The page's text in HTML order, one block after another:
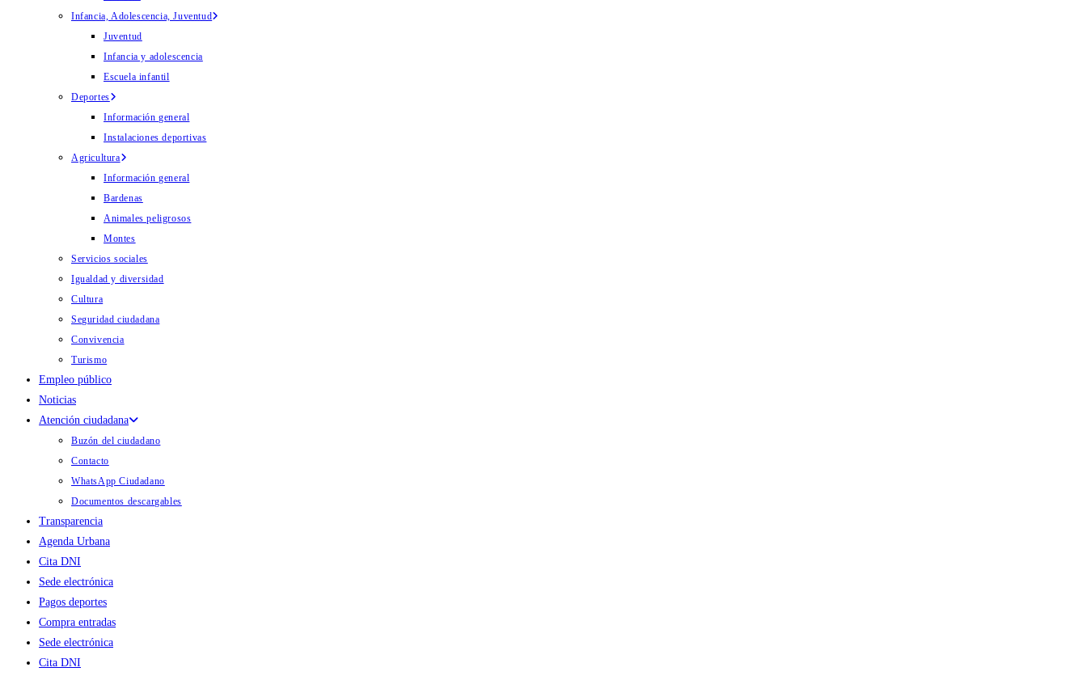
Infancia, Adolescencia, Juventud
Juventud
Infancia y adolescencia
Escuela infantil
Deportes
Información general
Instalaciones deportivas
Agricultura
Información general
Bardenas
Animales peligrosos
Montes
Servicios sociales
Igualdad y diversidad
Cultura
Seguridad ciudadana
Convivencia
Turismo
Empleo público
Noticias
Atención ciudadana
Buzón del ciudadano
Contacto
WhatsApp Ciudadano
Documentos descargables
Transparencia
Agenda Urbana
Cita DNI
Sede electrónica
Pagos deportes
Compra entradas
Sede electrónica
Cita DNI